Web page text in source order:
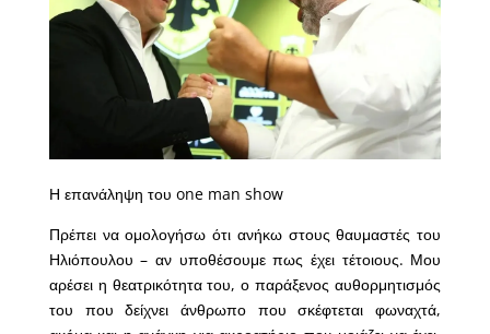
Η επανάληψη του one man show
Πρέπει να ομολογήσω ότι ανήκω στους θαυμαστές του
Ηλιόπουλου – αν υποθέσουμε πως έχει τέτοιους. Μου
αρέσει η θεατρικότητα του, ο παράξενος αυθορμητισμός
του που δείχνει άνθρωπο που σκέφτεται φωναχτά,